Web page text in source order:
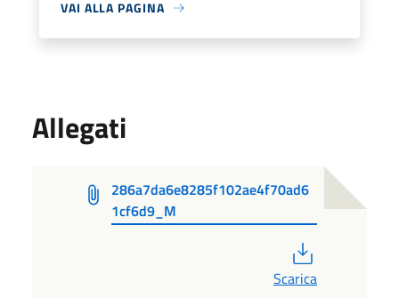
VAI ALLA PAGINA
Allegati
286a7da6e8285f102ae4f70ad6
1cf6d9_M
Scarica